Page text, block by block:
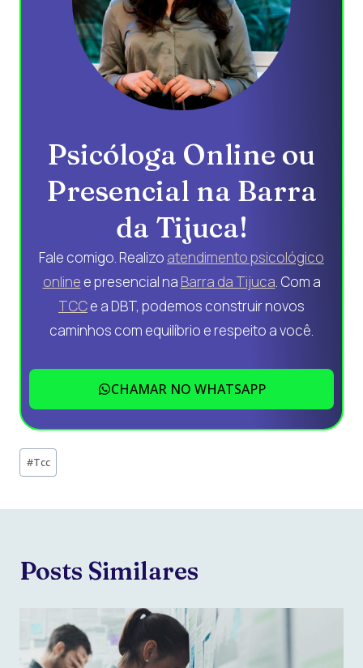
Psicóloga Online ou
Presencial na Barra
da Tijuca!
Fale comigo. Realizo atendimento psicológico
online e presencial na Barra da Tijuca . Com a
TCCe a DBT, podemos construir novos
caminhos com equilíbrio e respeito a você.
CHAMAR NO WHATSAPP
Tags
do
#Tcc
Posts Similares